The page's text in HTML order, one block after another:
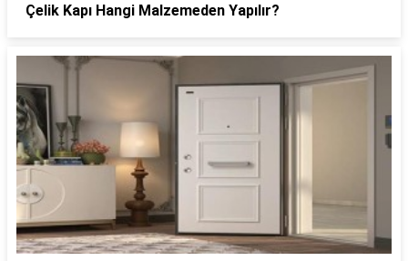
Çelik Kapı Hangi Malzemeden Yapılır?